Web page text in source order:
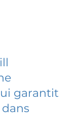
garantit